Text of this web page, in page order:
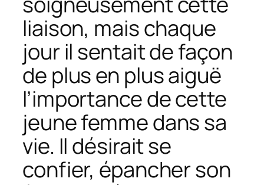
liaison, mais chaque
jour il sentait de façon
de plus en plus aiguë
l’importance de cette
jeune femme dans sa
vie. Il désirait se
confier, épancher son